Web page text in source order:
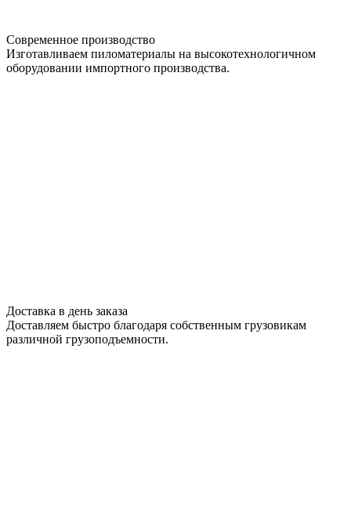
Современное производство
Изготавливаем пиломатериалы на высокотехнологичном
оборудовании импортного производства.
Доставка в день заказа
Доставляем быстро благодаря собственным грузовикам
различной грузоподъемности.